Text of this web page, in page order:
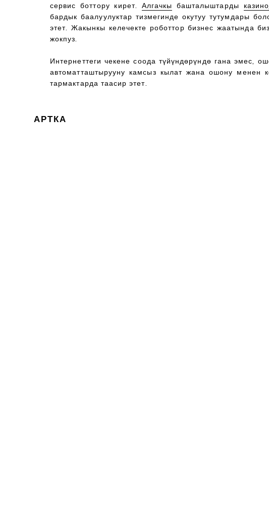
сервис боттору кирет. Алгачкы башталыштарды
бардык баалуулуктар тизмегинде окутуу тутумдары
этет. Жакынкы келечекте роботтор бизнес жаатында
жокпуз.
Интернеттеги чекене соода түйүндөрүндө гана эмес,
автоматташтырууну камсыз кылат жана ошону менен
тармактарда таасир этет.
АРТКА